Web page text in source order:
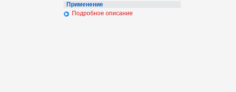
Применение
Подробное описание